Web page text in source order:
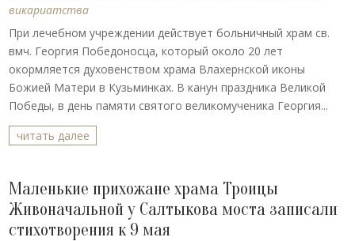
викариатства
При лечебном учреждении действует больничный храм св.
вмч. Георгия Победоносца, который около 20 лет
окормляется духовенством храма Влахернской иконы
Божией Матери в Кузьминках. В канун праздника Великой
Победы, в день памяти святого великомученика Георгия...
читать далее
Маленькие прихожане храма Троицы
Живоначальной у Салтыкова моста записали
стихотворения к 9 мая